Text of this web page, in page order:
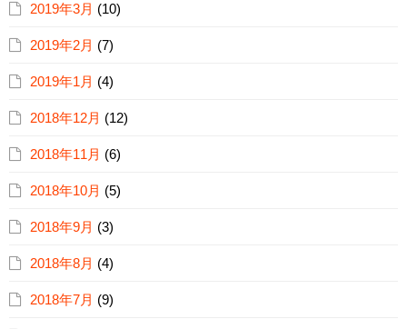
2019年3月 (10)
2019年2月 (7)
2019年1月 (4)
2018年12月 (12)
2018年11月 (6)
2018年10月 (5)
2018年9月 (3)
2018年8月 (4)
2018年7月 (9)